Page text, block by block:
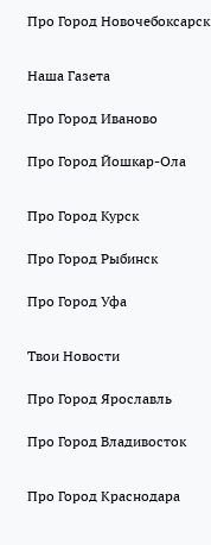
Про Город Новочебоксарск
Наша Газета
Про Город Иваново
Про Город Йошкар-Ола
Про Город Курск
Про Город Рыбинск
Про Город Уфа
Твои Новости
Про Город Ярославль
Про Город Владивосток
Про Город Краснодара